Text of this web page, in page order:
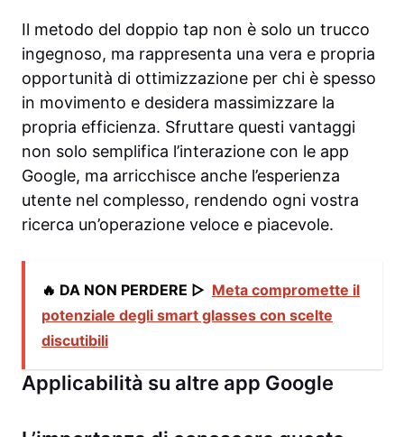
Il metodo del doppio tap non è solo un trucco
ingegnoso, ma rappresenta una vera e propria
opportunità di ottimizzazione per chi è spesso
in movimento e desidera massimizzare la
propria efficienza. Sfruttare questi vantaggi
non solo semplifica l’interazione con le app
Google, ma arricchisce anche l’esperienza
utente nel complesso, rendendo ogni vostra
ricerca un’operazione veloce e piacevole.
🔥 DA NON PERDERE ▷ Meta compromette il
potenziale degli smart glasses con scelte
discutibili
Applicabilità su altre app Google